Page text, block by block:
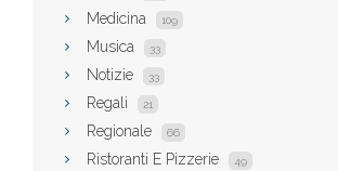
Medicina 109
Musica 33
Notizie 33
Regali 21
Regionale 66
Ristoranti E Pizzerie 49